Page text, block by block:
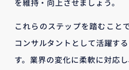
を維持・向上させましょう。
これらのステップを踏むこと
コンサルタントとして活躍す
す。業界の変化に柔軟に対応